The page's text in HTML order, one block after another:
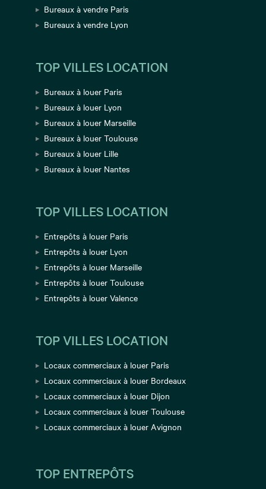
Bureaux à vendre Paris
Bureaux à vendre Lyon
TOP VILLES LOCATION
Bureaux à louer Paris
Bureaux à louer Lyon
Bureaux à louer Marseille
Bureaux à louer Toulouse
Bureaux à louer Lille
Bureaux à louer Nantes
TOP VILLES LOCATION
Entrepôts à louer Paris
Entrepôts à louer Lyon
Entrepôts à louer Marseille
Entrepôts à louer Toulouse
Entrepôts à louer Valence
TOP VILLES LOCATION
Locaux commerciaux à louer Paris
Locaux commerciaux à louer Bordeaux
Locaux commerciaux à louer Dijon
Locaux commerciaux à louer Toulouse
Locaux commerciaux à louer Avignon
TOP ENTREPÔTS